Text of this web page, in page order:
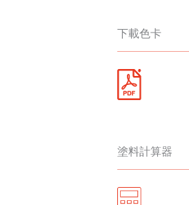
下載色卡
塗料計算器